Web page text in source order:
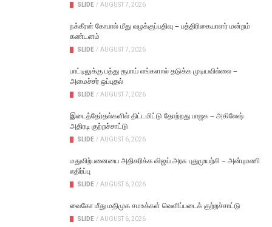
SLIDE / AUGUST 7, 2026
நக்கீரன் கோபால் மீது வழக்குப்பதிவு – பத்திரிகையாளர் மன்றம்
கண்டனம்
SLIDE / AUGUST 7, 2026
பாட்டிலுக்கு பத்து ரூபாய் எங்களால் தடுக்க முடியவில்லை –
அமைச்சர் ஒப்புதல்
SLIDE / AUGUST 7, 2026
இடைத்தேர்தல்களில் திட்டமிட்டு தோற்றது பாஜக – அகிலேஷ்
அதிரடி குற்றச்சாட்டு
SLIDE / AUGUST 6, 2026
மதுவிற்பனையை அதிகரிக்க விஜய் அரசு புதுமுயற்சி – அன்புமணி
எதிர்ப்பு
SLIDE / AUGUST 6, 2026
வைகோ மீது மதிமுக சமஉக்கள் வெளிப்படைக் குற்றச்சாட்டு
SLIDE / AUGUST 6, 2026